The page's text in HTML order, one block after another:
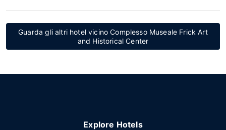
Guarda gli altri hotel vicino Complesso Museale Frick Art
and Historical Center
Explore Hotels